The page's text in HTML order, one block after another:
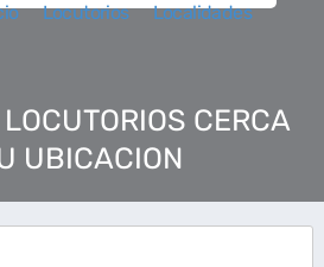
Locutorios Localidades
CERCA
UBICACION